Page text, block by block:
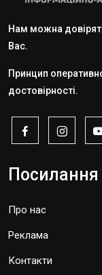
Нам можна
Вас.
Принцип
достовірності.
Посилання
Про нас
Реклама
Контакти